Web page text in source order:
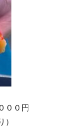
００円